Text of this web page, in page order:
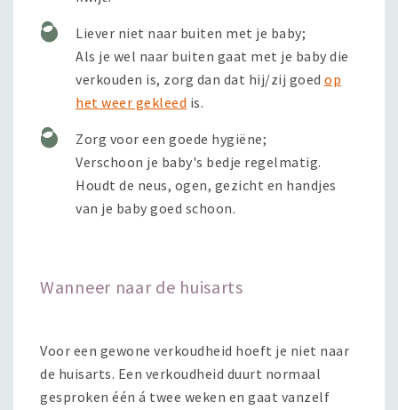
Liever niet naar buiten met je baby;
Als je wel naar buiten gaat met je baby die
verkouden is, zorg dan dat hij/zij goed op
het weer gekleed is.
Zorg voor een goede hygiëne;
Verschoon je baby's bedje regelmatig.
Houdt de neus, ogen, gezicht en handjes
van je baby goed schoon.
Wanneer naar de huisarts
Voor een gewone verkoudheid hoeft je niet naar
de huisarts. Een verkoudheid duurt normaal
gesproken één á twee weken en gaat vanzelf